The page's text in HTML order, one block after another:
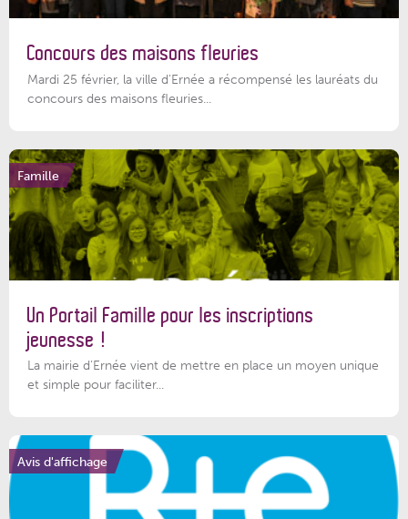
Concours des maisons fleuries
Mardi 25 février, la ville d'Ernée a récompensé les lauréats du
concours des maisons fleuries...
Famille
Un Portail Famille pour les inscriptions
jeunesse !
La mairie d’Ernée vient de mettre en place un moyen unique
et simple pour faciliter...
Avis d'affichage